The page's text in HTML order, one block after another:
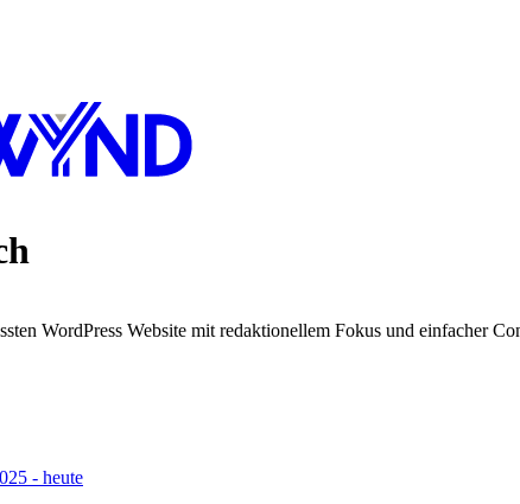
WordPress Website mit redaktionellem Fokus und einfacher
- heute